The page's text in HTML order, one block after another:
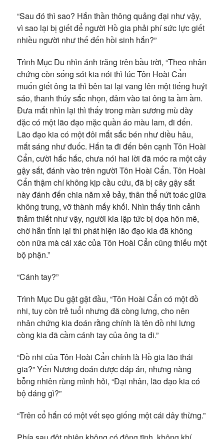
“Sau đó thì sao? Hắn thần thông quảng đại như vậy,
vì sao lại bị giết để người Hồ gia phải phí sức lực giết
nhiều người như thế đến hồi sinh hắn?”
Trình Mục Du nhìn ánh trăng trên bầu trời, “Theo nhân
chứng còn sống sót kia nói thì lúc Tôn Hoài Cẩn
muốn giết ông ta thì bên tai lại vang lên một tiếng huýt
sáo, thanh thúy sắc nhọn, đâm vào tai ông ta ầm ầm.
Đưa mắt nhìn lại thì thấy trong màn sương mù dày
đặc có một lão đạo mặc quần áo màu lam, đi đến.
Lão đạo kia có một đôi mắt sắc bén như diều hâu,
mắt sáng như đuốc. Hắn ta đi đến bên cạnh Tôn Hoài
Cẩn, cười hắc hắc, chưa nói hai lời đã móc ra một cây
gậy sắt, đánh vào trên người Tôn Hoài Cẩn. Tôn Hoài
Cẩn thậm chí không kịp cầu cứu, đã bị cây gậy sắt
này đánh đến chia năm xẻ bảy, thân thể nứt toác giữa
không trung, vỡ thành mấy khối. Nhìn thấy tình cảnh
thảm thiết như vậy, người kia lập tức bị dọa hôn mê,
chờ hắn tỉnh lại thì phát hiện lão đạo kia đã không
còn nữa mà cái xác của Tôn Hoài Cẩn cũng thiếu một
bộ phận.”
“Cánh tay?”
Trình Mục Du gật gật đầu, “Tôn Hoài Cẩn có một đồ
nhi, tuy còn trẻ tuổi nhưng đã còng lưng, cho nên
nhân chứng kia đoán rằng chính là tên đồ nhi lưng
còng kia đã cầm cánh tay của ông ta đi.”
“Đồ nhi của Tôn Hoài Cẩn chính là Hồ gia lão thái
gia?” Yến Nương đoán được đáp án, nhưng nàng
bỗng nhiên rùng mình hỏi, “Đại nhân, lão đạo kia có
bộ dáng gì?”
“Trên cổ hắn có một vết sẹo giống một cái dây thừng.”